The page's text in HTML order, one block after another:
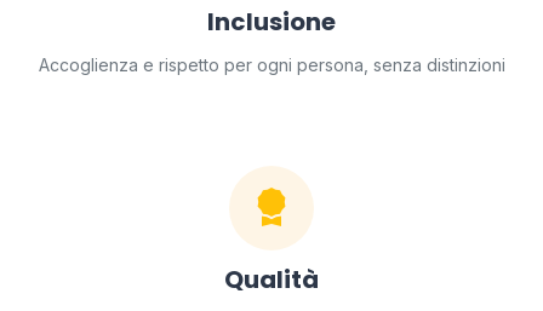
Inclusione
Accoglienza e rispetto per ogni persona, senza distinzioni
Qualità